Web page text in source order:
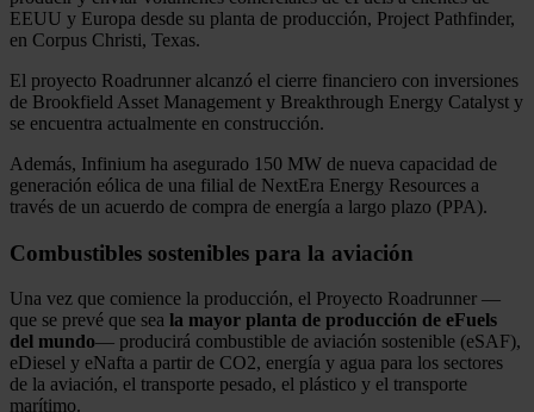
EEUU y Europa desde su planta de producción, Project Pathfinder,
en Corpus Christi, Texas.
El proyecto Roadrunner alcanzó el cierre financiero con inversiones
de Brookfield Asset Management y Breakthrough Energy Catalyst y
se encuentra actualmente en construcción.
Además, Infinium ha asegurado 150 MW de nueva capacidad de
generación eólica de una filial de NextEra Energy Resources a
través de un acuerdo de compra de energía a largo plazo (PPA).
Combustibles sostenibles para la aviación
Una vez que comience la producción, el Proyecto Roadrunner —
que se prevé que sea la mayor planta de producción de eFuels
del mundo— producirá combustible de aviación sostenible (eSAF),
eDiesel y eNafta a partir de CO2, energía y agua para los sectores
de la aviación, el transporte pesado, el plástico y el transporte
marítimo.